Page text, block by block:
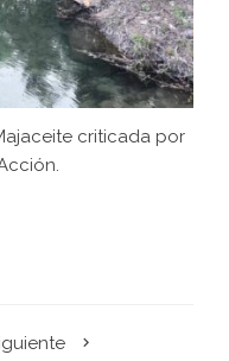
criticada por